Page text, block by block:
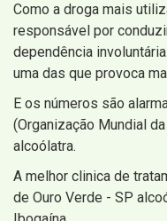
Como a droga mais
responsável por
dependência
uma das que provoca
E os números são
(Organização Mundial
alcoólatra.
A melhor clinica de
de Ouro Verde - SP